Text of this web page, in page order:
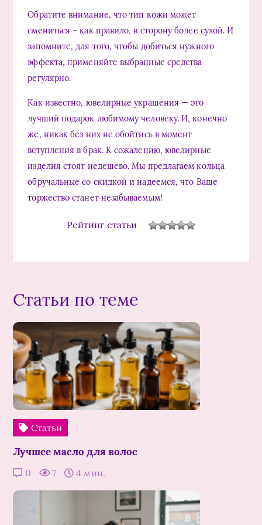
Обратите внимание, что тип кожи может
смениться – как правило, в сторону более сухой. И
запомните, для того, чтобы добиться нужного
эффекта, применяйте выбранные средства
регулярно.
Как известно, ювелирные украшения — это
лучший подарок любимому человеку. И, конечно
же, никак без них не обойтись в момент
вступления в брак. К сожалению, ювелирные
изделия стоят недешево. Мы предлагаем кольца
обручальные со скидкой и надеемся, что Ваше
торжество станет незабываемым!
Рейтинг статьи
Статьи по теме
Статьи
Лучшее масло для волос
0 7 4 мин.